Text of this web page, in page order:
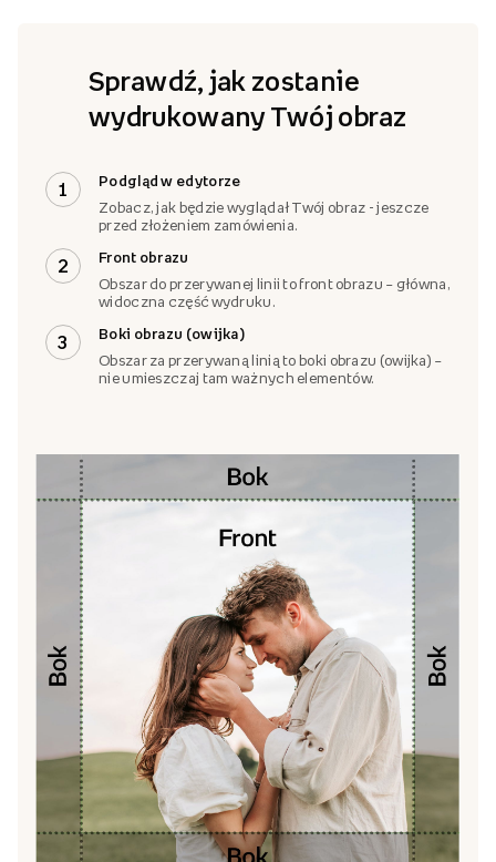
Sprawdź, jak zostanie
wydrukowany Twój obraz
1
Podgląd w edytorze
Zobacz, jak będzie wyglądał Twój obraz - jeszcze
przed złożeniem zamówienia.
2
Front obrazu
Obszar do przerywanej linii to front obrazu – główna,
widoczna część wydruku.
3
Boki obrazu (owijka)
Obszar za przerywaną linią to boki obrazu (owijka) –
nie umieszczaj tam ważnych elementów.